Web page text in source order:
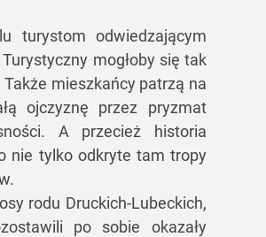
turystom odwiedzającym
mogłoby się tak
mieszkańcy patrzą na
ojczyznę przez pryzmat
A przecież historia
nie tylko odkryte tam tropy
rodu Druckich-Lubeckich,
po sobie okazały